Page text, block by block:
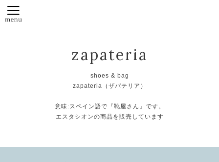
zapateria
shoes & bag
zapateria（ザパテリア）
意味:スペイン語で『靴屋さん』です。
エスタシオンの商品を販売しています